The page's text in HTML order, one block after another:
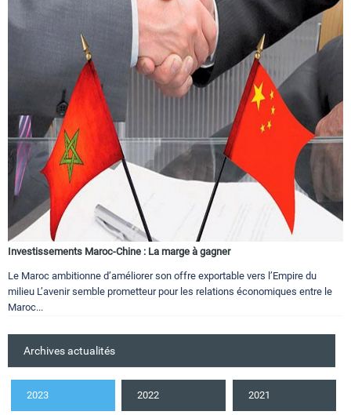
Investissements Maroc-Chine : La marge à gagner
Le Maroc ambitionne d’améliorer son offre exportable vers l’Empire du
milieu L’avenir semble prometteur pour les relations économiques entre le
Maroc...
Archives actualités
2023 2022 2021